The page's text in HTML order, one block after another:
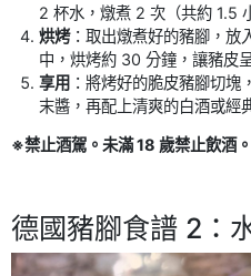
2 杯水，燉煮 2 次（共約 1.5
烘烤：取出燉煮好的豬腳，放
中，烘烤約 30 分鐘，讓豬皮
享用 ：將烤好的脆皮豬腳切
末醬，再配上清爽的白酒或經
※禁止酒駕。未滿 18 歲禁止飲酒。
德國豬腳食譜 2：